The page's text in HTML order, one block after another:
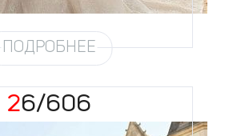
Возможен
ПОДРОБНЕЕ
26/606